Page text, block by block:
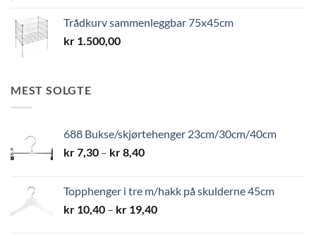
Trådkurv sammenleggbar 75x45cm
kr 1.500,00
MEST SOLGTE
688 Bukse/skjørtehenger 23cm/30cm/40cm
kr7,30 – kr8,40Prisområde:
kr 8,40
Topphenger i tre m/hakk på skulderne 45cm
kr 10,40 – kr 19,40Prisområde: